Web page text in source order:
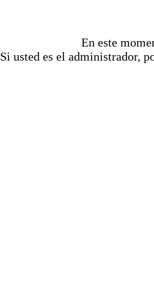
En este
Si usted es el administrador,